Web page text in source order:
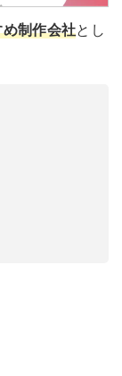
制作会社とし